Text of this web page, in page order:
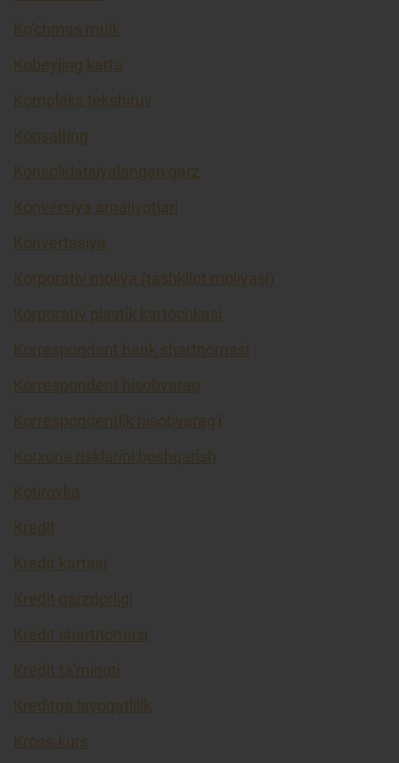
Ko’chmas mulk
Kobeyjing karta
Kompleks tekshiruv
Konsalting
Konsolidatsiyalangan qarz
Konversiya amaliyotlari
Konvertasiya
Korporativ moliya (tashkilot moliyasi)
Korporativ plastik kartochkasi
Korrespondent bank shartnomasi
Korrespondent hisobvaraq
Korrespondentlik hisobvarag'i
Korxona risklarini boshqarish
Kotirovka
Kredit
Kredit kartasi
Kredit qarzdorligi
Kredit shartnomasi
Kredit ta’minoti
Kreditga layoqatlilik
Kross-kurs